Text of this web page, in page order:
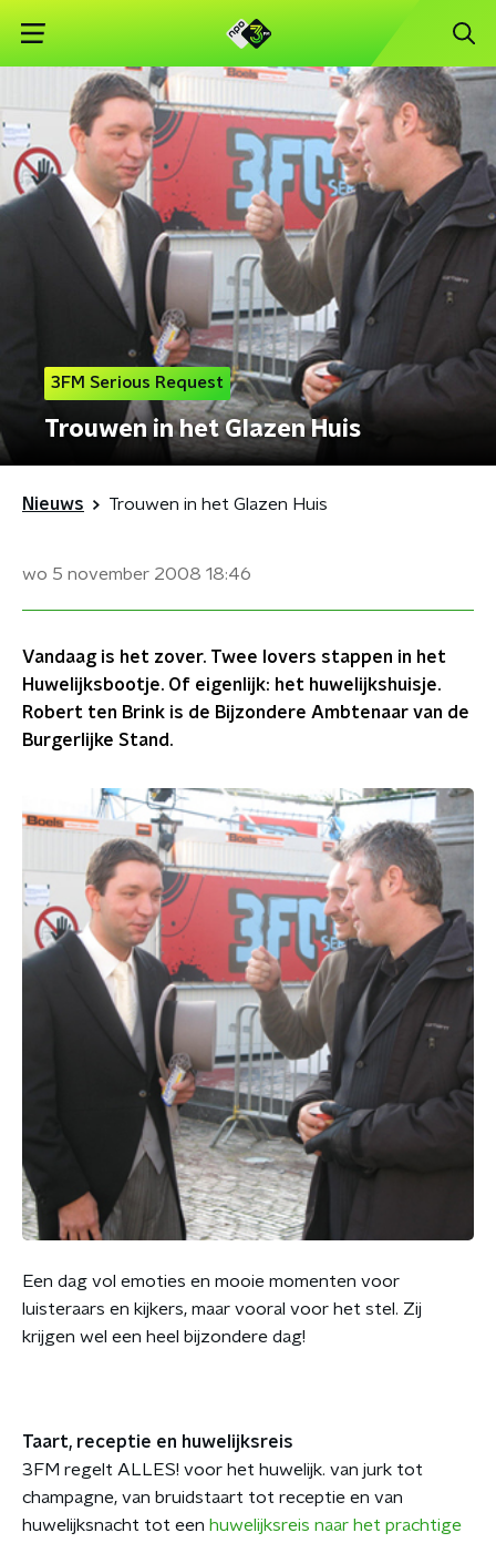
3FM Serious Request
Trouwen in het Glazen Huis
Nieuws Trouwen in het Glazen Huis
wo 5 november 2008 18:46
Vandaag is het zover. Twee lovers stappen in het
Huwelijksbootje. Of eigenlijk: het huwelijkshuisje.
Robert ten Brink is de Bijzondere Ambtenaar van de
Burgerlijke Stand.
Een dag vol emoties en mooie momenten voor
luisteraars en kijkers, maar vooral voor het stel. Zij
krijgen wel een heel bijzondere dag!
Taart, receptie en huwelijksreis
3FM regelt ALLES! voor het huwelijk. van jurk tot
champagne, van bruidstaart tot receptie en van
huwelijksnacht tot een huwelijksreis naar het prachtige